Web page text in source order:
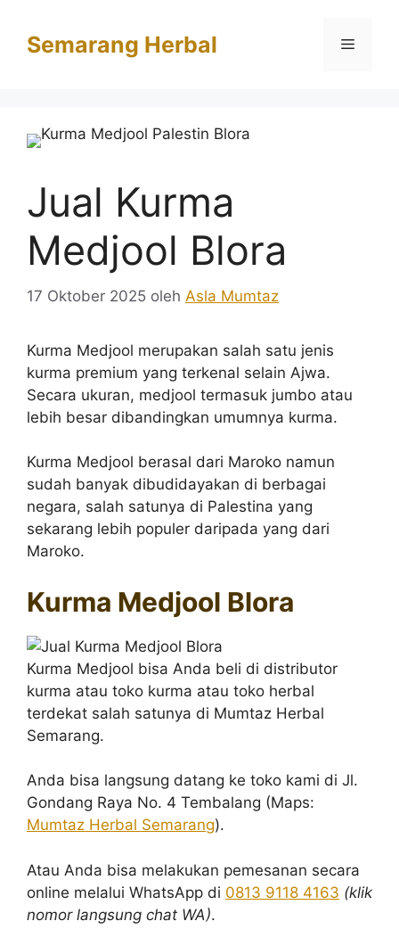
Semarang Herbal Menu
Jual Kurma
Medjool Blora
17 Oktober 2025 oleh Asla Mumtaz
Kurma Medjool merupakan salah satu jenis
kurma premium yang terkenal selain Ajwa.
Secara ukuran, medjool termasuk jumbo atau
lebih besar dibandingkan umumnya kurma.
Kurma Medjool berasal dari Maroko namun
sudah banyak dibudidayakan di berbagai
negara, salah satunya di Palestina yang
sekarang lebih populer daripada yang dari
Maroko.
Kurma Medjool Blora
Kurma Medjool bisa Anda beli di distributor
kurma atau toko kurma atau toko herbal
terdekat salah satunya di Mumtaz Herbal
Semarang.
Anda bisa langsung datang ke toko kami di Jl.
Gondang Raya No. 4 Tembalang (Maps:
Mumtaz Herbal Semarang).
Atau Anda bisa melakukan pemesanan secara
online melalui WhatsApp di 0813 9118 4163 (klik
nomor langsung chat WA).